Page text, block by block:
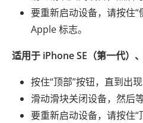
要重新启动设备，请按住“
Apple 标志。
适用于 iPhone SE（第一代）
按住“顶部”按钮，直到出现
滑动滑块关闭设备，然后
要重新启动设备，请按住“